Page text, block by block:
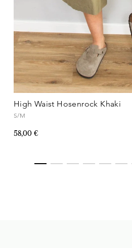
High Waist Hosenrock Khaki
S/M
58,00 €